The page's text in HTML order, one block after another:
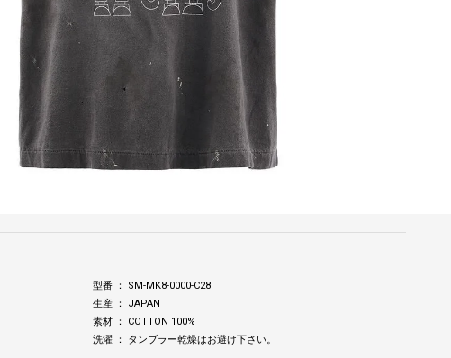
型番 ： SM-MK8-0000-C28
生産 ： JAPAN
素材 ： COTTON 100%
洗濯 ： タンブラー乾燥はお避け下さい。